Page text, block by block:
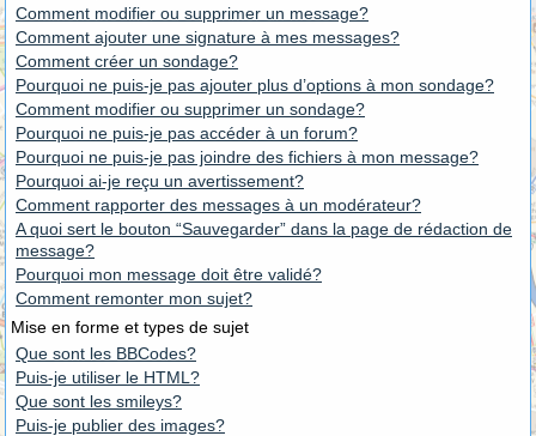
Comment modifier ou supprimer un message?
Comment ajouter une signature à mes messages?
Comment créer un sondage?
Pourquoi ne puis-je pas ajouter plus d’options à mon sondage?
Comment modifier ou supprimer un sondage?
Pourquoi ne puis-je pas accéder à un forum?
Pourquoi ne puis-je pas joindre des fichiers à mon message?
Pourquoi ai-je reçu un avertissement?
Comment rapporter des messages à un modérateur?
A quoi sert le bouton “Sauvegarder” dans la page de rédaction de
message?
Pourquoi mon message doit être validé?
Comment remonter mon sujet?
Mise en forme et types de sujet
Que sont les BBCodes?
Puis-je utiliser le HTML?
Que sont les smileys?
Puis-je publier des images?